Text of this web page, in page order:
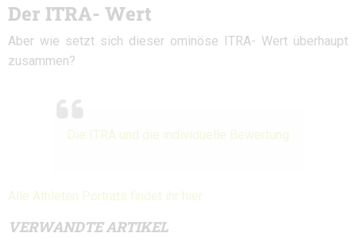
Der ITRA- Wert
Aber wie setzt sich dieser ominöse ITRA- Wert überhaupt
zusammen?
Die ITRA und die individuelle Bewertung
Alle Athleten Porträts findet ihr hier
VERWANDTE ARTIKEL